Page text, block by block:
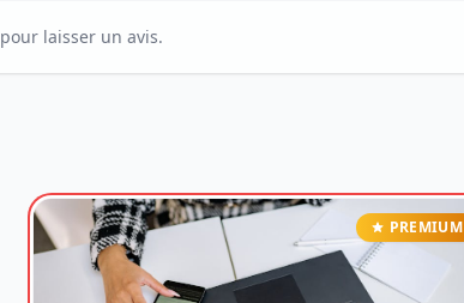
pour laisser un avis.
PREMIUM